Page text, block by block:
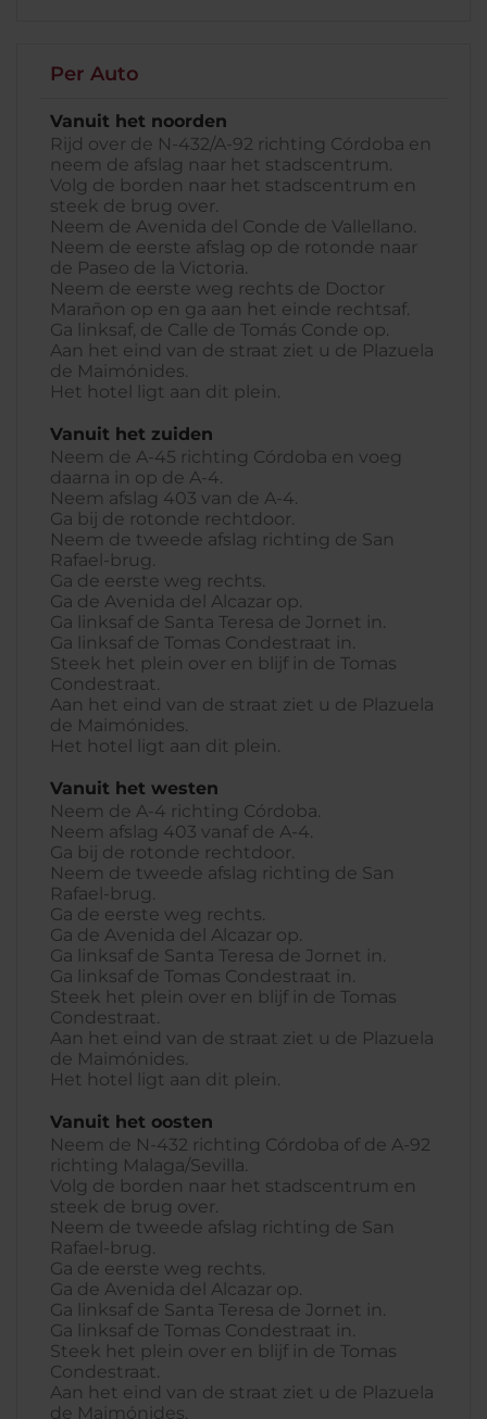
Per Auto
Vanuit het noorden
Rijd over de N-432/A-92 richting Córdoba en
neem de afslag naar het stadscentrum.
Volg de borden naar het stadscentrum en
steek de brug over.
Neem de Avenida del Conde de Vallellano.
Neem de eerste afslag op de rotonde naar
de Paseo de la Victoria.
Neem de eerste weg rechts de Doctor
Marañon op en ga aan het einde rechtsaf.
Ga linksaf, de Calle de Tomás Conde op.
Aan het eind van de straat ziet u de Plazuela
de Maimónides.
Het hotel ligt aan dit plein.
Vanuit het zuiden
Neem de A-45 richting Córdoba en voeg
daarna in op de A-4.
Neem afslag 403 van de A-4.
Ga bij de rotonde rechtdoor.
Neem de tweede afslag richting de San
Rafael-brug.
Ga de eerste weg rechts.
Ga de Avenida del Alcazar op.
Ga linksaf de Santa Teresa de Jornet in.
Ga linksaf de Tomas Condestraat in.
Steek het plein over en blijf in de Tomas
Condestraat.
Aan het eind van de straat ziet u de Plazuela
de Maimónides.
Het hotel ligt aan dit plein.
Vanuit het westen
Neem de A-4 richting Córdoba.
Neem afslag 403 vanaf de A-4.
Ga bij de rotonde rechtdoor.
Neem de tweede afslag richting de San
Rafael-brug.
Ga de eerste weg rechts.
Ga de Avenida del Alcazar op.
Ga linksaf de Santa Teresa de Jornet in.
Ga linksaf de Tomas Condestraat in.
Steek het plein over en blijf in de Tomas
Condestraat.
Aan het eind van de straat ziet u de Plazuela
de Maimónides.
Het hotel ligt aan dit plein.
Vanuit het oosten
Neem de N-432 richting Córdoba of de A-92
richting Malaga/Sevilla.
Volg de borden naar het stadscentrum en
steek de brug over.
Neem de tweede afslag richting de San
Rafael-brug.
Ga de eerste weg rechts.
Ga de Avenida del Alcazar op.
Ga linksaf de Santa Teresa de Jornet in.
Ga linksaf de Tomas Condestraat in.
Steek het plein over en blijf in de Tomas
Condestraat.
Aan het eind van de straat ziet u de Plazuela
de Maimónides.